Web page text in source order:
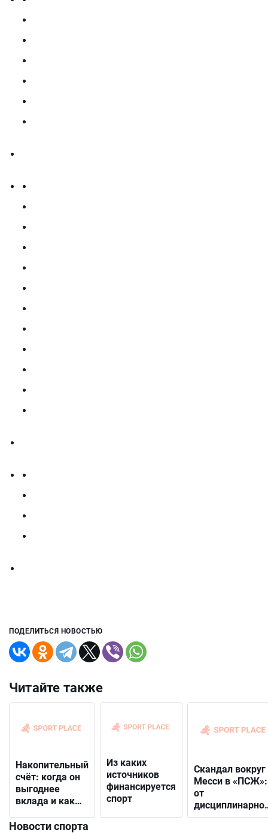
ПОДЕЛИТЬСЯ НОВОСТЬЮ
Читайте также
Накопительный
счёт: когда он
выгоднее
вклада и как
подходящий
Из каких
источников
финансируется
спорт
Скандал вокруг
Месси в «ПСЖ»:
от
решения до
Новости спорта